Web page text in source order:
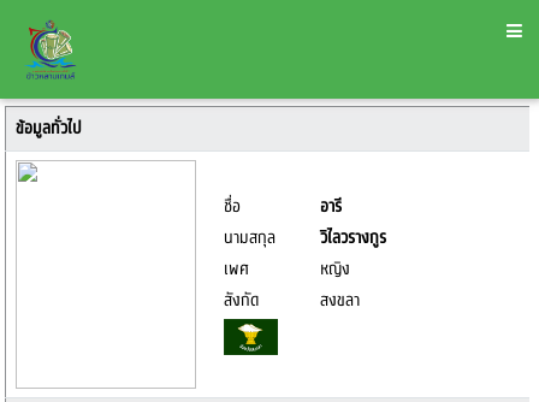
ข้อมูลทั่วไป
ชื่อ
อารี
นามสกุล
วิไลวรางกูร
เพศ
หญิง
สังกัด
สงขลา